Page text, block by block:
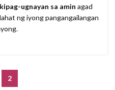
ugnayan sa amin agad
ng iyong pangangailangan
2